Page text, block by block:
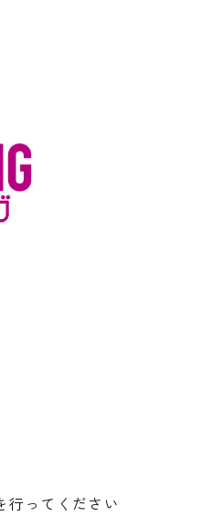
ってください